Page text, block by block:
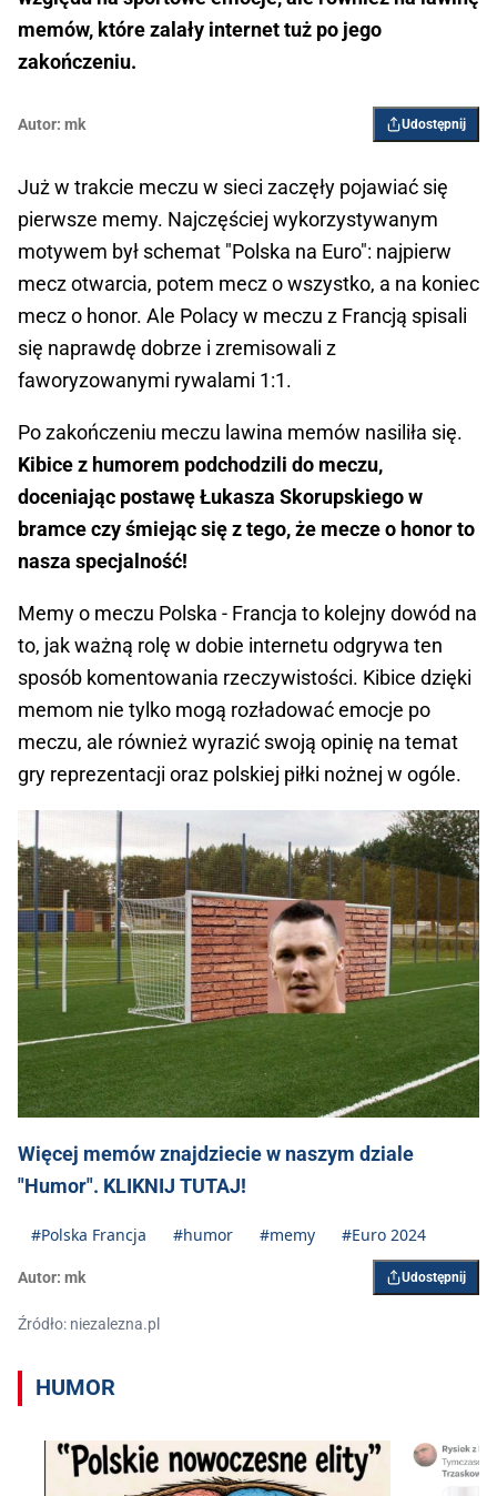
memów, które zalały internet tuż po jego
zakończeniu.
Autor: mk Udostępnij
Już w trakcie meczu w sieci zaczęły pojawiać się
pierwsze memy. Najczęściej wykorzystywanym
motywem był schemat "Polska na Euro": najpierw
mecz otwarcia, potem mecz o wszystko, a na koniec
mecz o honor. Ale Polacy w meczu z Francją spisali
się naprawdę dobrze i zremisowali z
faworyzowanymi rywalami 1:1.
Po zakończeniu meczu lawina memów nasiliła się.
Kibice z humorem podchodzili do meczu,
doceniając postawę Łukasza Skorupskiego w
bramce czy śmiejąc się z tego, że mecze o honor to
nasza specjalność!
Memy o meczu Polska - Francja to kolejny dowód na
to, jak ważną rolę w dobie internetu odgrywa ten
sposób komentowania rzeczywistości. Kibice dzięki
memom nie tylko mogą rozładować emocje po
meczu, ale również wyrazić swoją opinię na temat
gry reprezentacji oraz polskiej piłki nożnej w ogóle.
Więcej memów znajdziecie w naszym dziale
"Humor". KLIKNIJ TUTAJ!
#Polska Francja #humor #memy #Euro 2024
Autor: mk Udostępnij
Źródło: niezalezna.pl
HUMOR